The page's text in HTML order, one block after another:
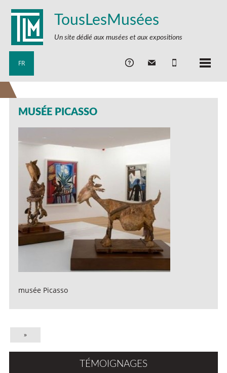
TousLesMusées
Un site dédié aux musées et aux expositions
FR
MUSÉE PICASSO
musée Picasso
»
TÉMOIGNAGES